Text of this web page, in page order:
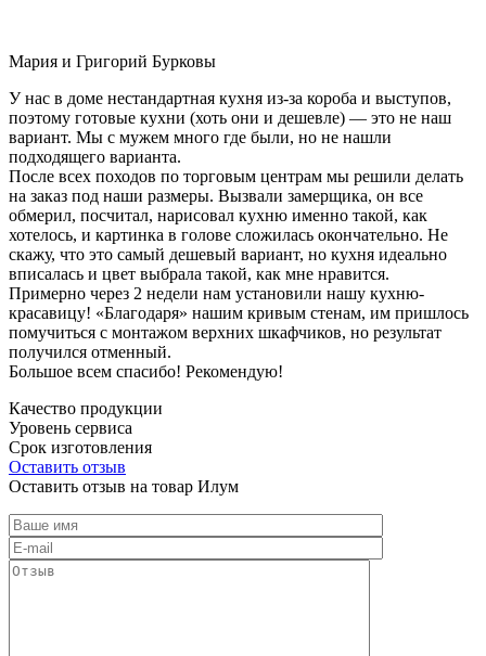
Мария и Григорий Бурковы
У нас в доме нестандартная кухня из-за короба и выступов,
поэтому готовые кухни (хоть они и дешевле) — это не наш
вариант. Мы с мужем много где были, но не нашли
подходящего варианта.
После всех походов по торговым центрам мы решили делать
на заказ под наши размеры. Вызвали замерщика, он все
обмерил, посчитал, нарисовал кухню именно такой, как
хотелось, и картинка в голове сложилась окончательно. Не
скажу, что это самый дешевый вариант, но кухня идеально
вписалась и цвет выбрала такой, как мне нравится.
Примерно через 2 недели нам установили нашу кухню-
красавицу! «Благодаря» нашим кривым стенам, им пришлось
помучиться с монтажом верхних шкафчиков, но результат
получился отменный.
Большое всем спасибо! Рекомендую!
Качество продукции
Уровень сервиса
Срок изготовления
Оставить отзыв
Оставить отзыв на товар Илум